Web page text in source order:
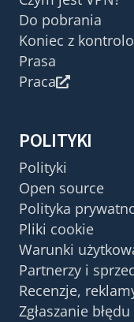
Do pobrania
Koniec z
Prasa
Praca
POLITYKI
Polityki
Open source
Polityka
Pliki cookie
Warunki
Partnerzy i
Recenzje,
Zgłaszanie